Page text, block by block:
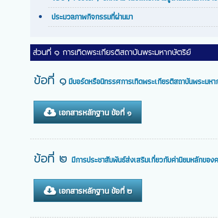
ประมวลภาพกิจกรรมที่ผ่านมา
ส่วนที่ ๑ การเทิดพระเกียรติสถาบันพระมหากษัตริย์
ข้อที่ ๑ มีบอร์ดหรือนิทรรศการเทิดพระเกียรติสถาบันพระมห
เอกสารหลักฐาน ข้อที่ ๑
ข้อที่ ๒ มีการประชาสัมพันธ์ส่งเสริมเกี่ยวกับค่านิยมหลักขอ
เอกสารหลักฐาน ข้อที่ ๒